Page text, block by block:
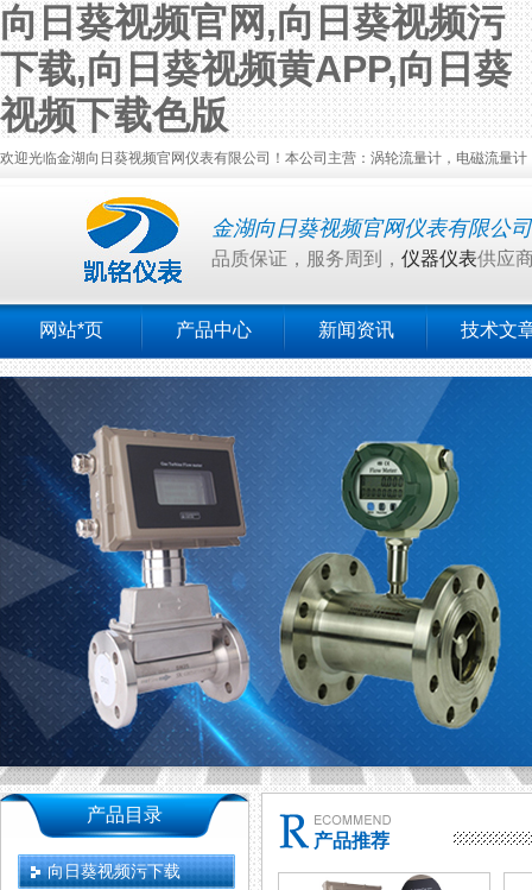
向日葵视频官网,向日葵视频污
下载,向日葵视频黄APP,向日葵
视频下载色版
欢迎光临金湖向日葵视频官网仪表有限公司！本公司主营：涡轮流量计，电磁流量计
金湖向日葵视频官网仪表有限公司
品质保证，服务周到， 仪器仪表供应
网站*页 产品中心 新闻资讯 技术文
产品目录
向日葵视频污下载
产品推荐